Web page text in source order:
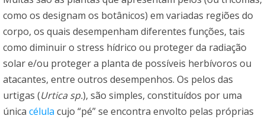
como os designam os botânicos) em variadas regiões do
corpo, os quais desempenham diferentes funções, tais
como diminuir o stress hídrico ou proteger da radiação
solar e/ou proteger a planta de possíveis herbívoros ou
atacantes, entre outros desempenhos. Os pelos das
urtigas (Urtica sp.), são simples, constituídos por uma
única célula cujo “pé” se encontra envolto pelas próprias